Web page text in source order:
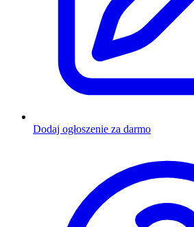
Dodaj ogłoszenie za darmo